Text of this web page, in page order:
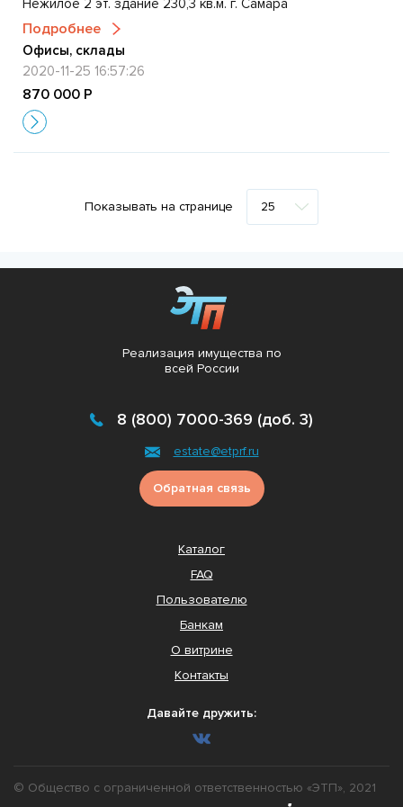
Подробнее
Офисы, склады
2020-11-25 16:57:26
870 000 Р
Показывать на странице
Реализация имущества по
всей России
8 (800) 7000-369 (доб. 3)
estate@etprf.ru
Обратная связь
Каталог
FAQ
Пользователю
Банкам
О витрине
Контакты
Давайте дружить:
© Общество с ограниченной ответственностью «ЭТП», 2021